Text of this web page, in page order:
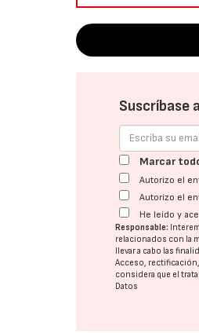
Suscríbase
Marcar
Autorizo el
Autorizo el
He leído y
Responsable:
relacionados con la
llevar a cabo las
Acceso,
considera que el
Datos